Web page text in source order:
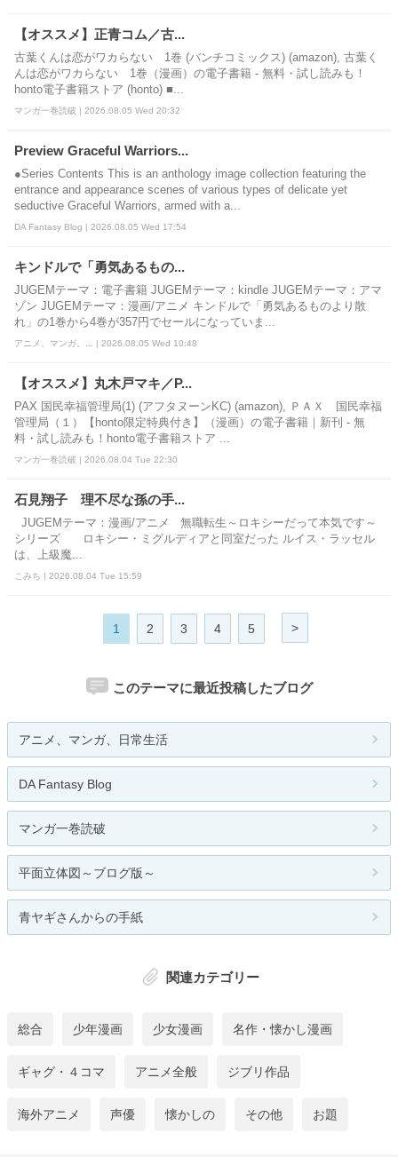
【オススメ】正青コム／古...
古葉くんは恋がワカらない 1巻 (バンチコミックス) (amazon), 古葉く
んは恋がワカらない 1巻（漫画）の電子書籍 - 無料・試し読みも！
honto電子書籍ストア (honto) ■...
マンガ一巻読破 | 2026.08.05 Wed 20:32
Preview Graceful Warriors...
●Series Contents This is an anthology image collection featuring the
entrance and appearance scenes of various types of delicate yet
seductive Graceful Warriors, armed with a...
DA Fantasy Blog | 2026.08.05 Wed 17:54
キンドルで「勇気あるもの...
JUGEMテーマ：電子書籍 JUGEMテーマ：kindle JUGEMテーマ：アマ
ゾン JUGEMテーマ：漫画/アニメ キンドルで「勇気あるものより散
れ」の1巻から4巻が357円でセールになっていま...
アニメ、マンガ、... | 2026.08.05 Wed 10:48
【オススメ】丸木戸マキ／P...
PAX 国民幸福管理局(1) (アフタヌーンKC) (amazon), ＰＡＸ 国民幸福
管理局（１）【honto限定特典付き】（漫画）の電子書籍｜新刊 - 無
料・試し読みも！honto電子書籍ストア ...
マンガ一巻読破 | 2026.08.04 Tue 22:30
石見翔子 理不尽な孫の手...
JUGEMテーマ：漫画/アニメ 無職転生～ロキシーだって本気です～
シリーズ ロキシー・ミグルディアと同室だった ルイス・ラッセル
は、上級魔...
こみち | 2026.08.04 Tue 15:59
1 2 3 4 5 >
このテーマに最近投稿したブログ
アニメ、マンガ、日常生活
DA Fantasy Blog
マンガ一巻読破
平面立体図～ブログ版～
青ヤギさんからの手紙
関連カテゴリー
総合 少年漫画 少女漫画 名作・懐かし漫画
ギャグ・４コマ アニメ全般 ジブリ作品
海外アニメ 声優 懐かしの その他 お題